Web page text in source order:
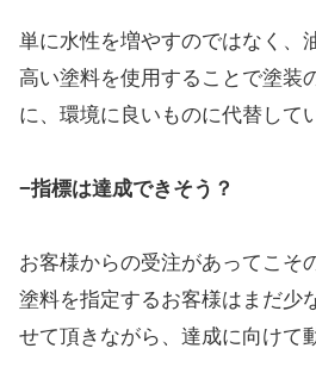
単に水性を増やすのではなく、
高い塗料を使用することで塗装
に、環境に良いものに代替して
−指標は達成できそう？
お客様からの受注があってこそ
塗料を指定するお客様はまだ少
せて頂きながら、達成に向けて